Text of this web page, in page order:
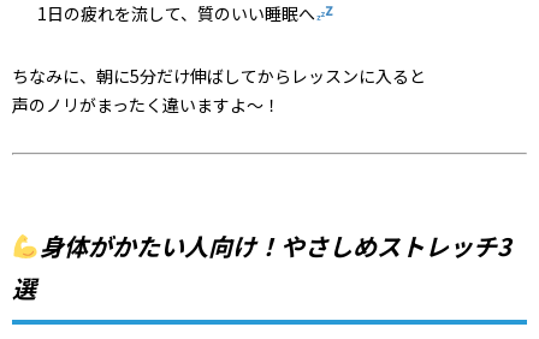
1日の疲れを流して、質のいい睡眠へ
ちなみに、朝に5分だけ伸ばしてからレッスンに入ると
声のノリがまったく違いますよ〜！
身体がかたい人向け！やさしめストレッチ3
選